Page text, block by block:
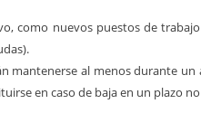
como nuevos puestos de
mantenerse al menos durante
en caso de baja en un plazo